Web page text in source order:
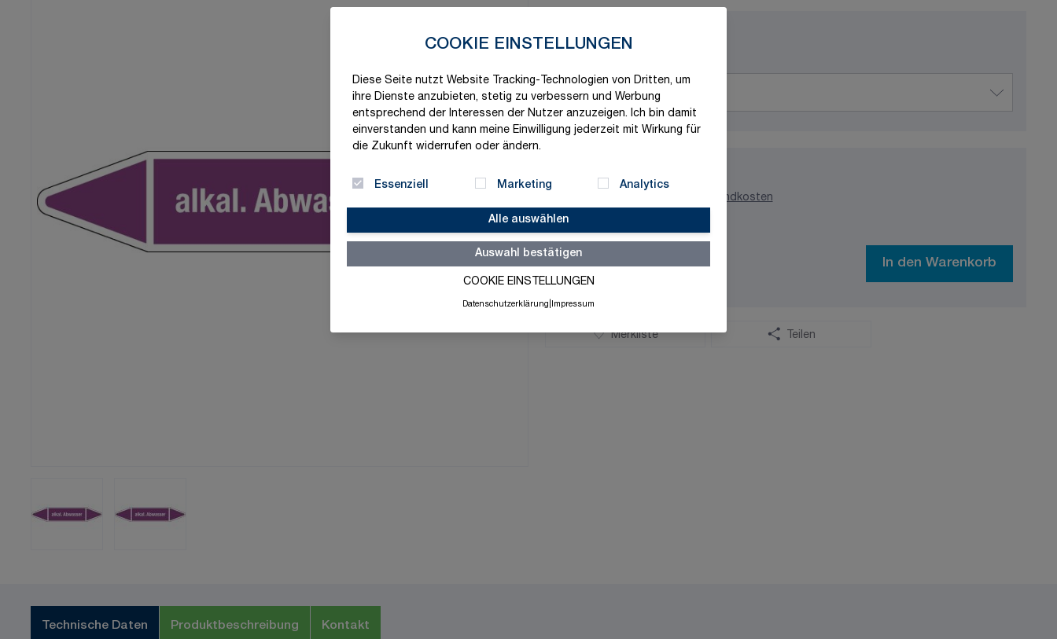
COOKIE EINSTELLUNGEN
Diese Seite nutzt Website Tracking-Technologien von Dritten, um
ihre Dienste anzubieten, stetig zu verbessern und Werbung
entsprechend der Interessen der Nutzer anzuzeigen. Ich bin damit
einverstanden und kann meine Einwilligung jederzeit mit Wirkung für
die Zukunft widerrufen oder ändern.
Essenziell Marketing Analytics
Alle auswählen
Auswahl bestätigen
COOKIE EINSTELLUNGEN
Datenschutzerklärung Impressum
Produktvariation wählen
2,19 €
Versandkosten
Versandbereit in 1-2 Tage
Menge
- + In den Warenkorb
Merkliste Teilen
Technische Daten Produktbeschreibung Kontakt